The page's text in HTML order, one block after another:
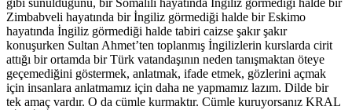
Zimbabveli hayatında bir İngiliz görmediği halde bir Eskimo
hayatında İngiliz görmediği halde tabiri caizse şakır şakır
konuşurken Sultan Ahmet’ten toplanmış İngilizlerin kurslarda cirit
attığı bir ortamda bir Türk vatandaşının neden tanışmaktan öteye
geçemediğini göstermek, anlatmak, ifade etmek, gözlerini açmak
için insanlara anlatmamız için daha ne yapmamız lazım. Dilde bir
tek amaç vardır. O da cümle kurmaktır. Cümle kuruyorsanız KRAL